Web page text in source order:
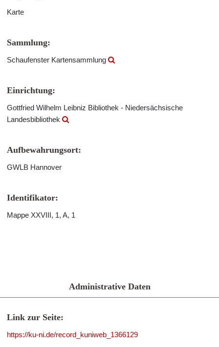
Karte
Sammlung:
Schaufenster Kartensammlung
Einrichtung:
Gottfried Wilhelm Leibniz Bibliothek - Niedersächsische
Landesbibliothek
Aufbewahrungsort:
GWLB Hannover
Identifikator:
Mappe XXVIII, 1, A, 1
Administrative Daten
Link zur Seite:
https://ku-ni.de/record_kuniweb_1366129